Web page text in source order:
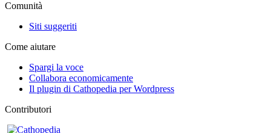
Comunità
Siti suggeriti
Come aiutare
Spargi la voce
Collabora economicamente
Il plugin di Cathopedia per Wordpress
Contributori